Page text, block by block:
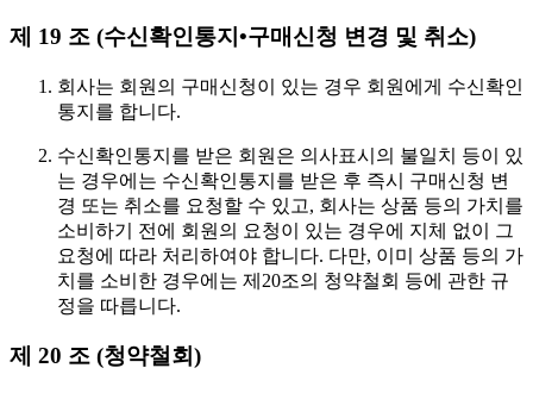
제 19 조 (수신확인통지•구매신청 변경 및 취소)
회사는 회원의 구매신청이 있는 경우 회원에게 수신확인
통지를 합니다.
수신확인통지를 받은 회원은 의사표시의 불일치 등이 있
는 경우에는 수신확인통지를 받은 후 즉시 구매신청 변
경 또는 취소를 요청할 수 있고, 회사는 상품 등의 가치를
소비하기 전에 회원의 요청이 있는 경우에 지체 없이 그
요청에 따라 처리하여야 합니다. 다만, 이미 상품 등의 가
치를 소비한 경우에는 제20조의 청약철회 등에 관한 규
정을 따릅니다.
제 20 조 (청약철회)